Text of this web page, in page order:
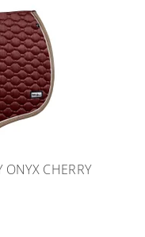
ONYX CHERRY